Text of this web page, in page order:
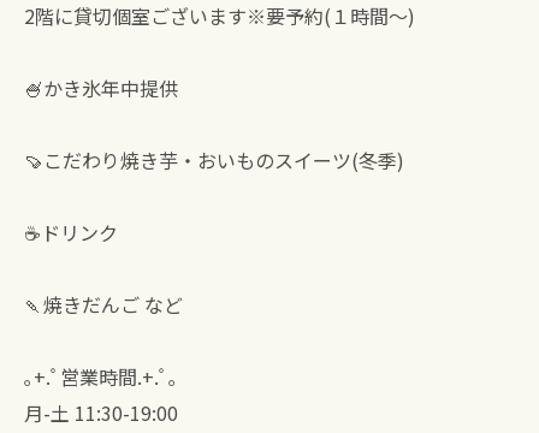
2階に貸切個室ございます※要予約(１時間〜)
🍧かき氷年中提供
🍠こだわり焼き芋・おいものスイーツ(冬季)
☕ドリンク
🍡焼きだんご など
｡+.ﾟ営業時間.+.ﾟ｡
月-土 11:30-19:00